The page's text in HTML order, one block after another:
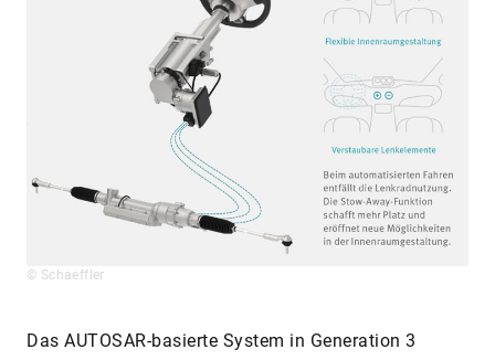
© Schaeffler
Das AUTOSAR-basierte System in Generation 3